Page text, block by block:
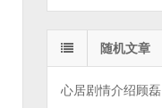
随机文章
心居剧情介绍顾磊